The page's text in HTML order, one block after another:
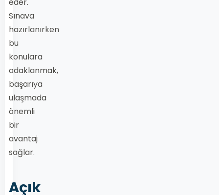
Sınava
hazırlanırken
bu
konulara
odaklanmak,
başarıya
ulaşmada
önemli
bir
avantaj
sağlar.
Açık